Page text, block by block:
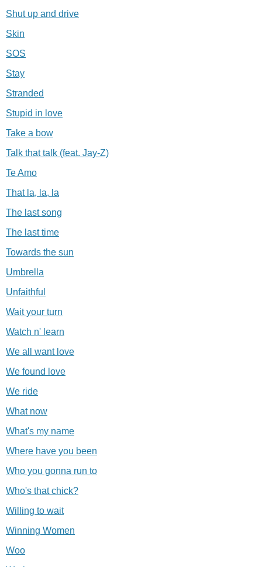
Shut up and drive
Skin
SOS
Stay
Stranded
Stupid in love
Take a bow
Talk that talk (feat. Jay-Z)
Te Amo
That la, la, la
The last song
The last time
Towards the sun
Umbrella
Unfaithful
Wait your turn
Watch n' learn
We all want love
We found love
We ride
What now
What's my name
Where have you been
Who you gonna run to
Who's that chick?
Willing to wait
Winning Women
Woo